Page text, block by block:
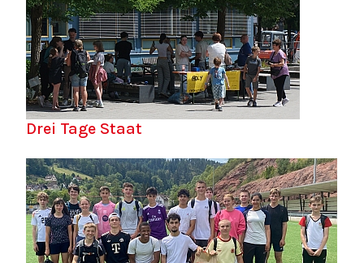
Drei Tage Staat